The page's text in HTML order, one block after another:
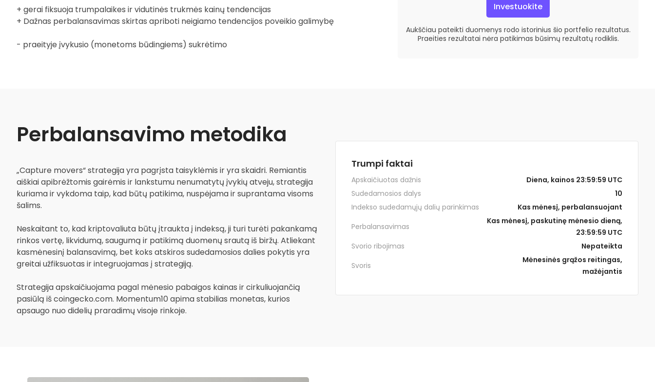
+ gerai fiksuoja trumpalaikes ir vidutinės trukmės kainų tendencijas
+ Dažnas perbalansavimas skirtas apriboti neigiamo tendencijos poveikio galimybę
- praeityje įvykusio (monetoms būdingiems) sukrėtimo
Investuokite
Aukščiau pateikti duomenys rodo istorinius šio portfelio rezultatus.
Praeities rezultatai nėra patikimas būsimų rezultatų rodiklis.
Perbalansavimo metodika
„Capture movers“ strategija yra pagrįsta taisyklėmis ir yra skaidri. Remiantis
aiškiai apibrėžtomis gairėmis ir lankstumu nenumatytų įvykių atveju, strategija
kuriama ir vykdoma taip, kad būtų patikima, nuspėjama ir suprantama visoms
šalims.
Neskaitant to, kad kriptovaliuta būtų įtraukta į indeksą, ji turi turėti pakankamą
rinkos vertę, likvidumą, saugumą ir patikimą duomenų srautą iš biržų. Atliekant
kasmėnesinį balansavimą, bet koks atskiros sudedamosios dalies pokytis yra
greitai užfiksuotas ir integruojamas į strategiją.
Strategija apskaičiuojama pagal mėnesio pabaigos kainas ir cirkuliuojančią
pasiūlą iš coingecko.com. Momentum10 apima stabilias monetas, kurios
apsaugo nuo didelių praradimų visoje rinkoje.
Trumpi faktai
Apskaičiuotas dažnis
Diena, kainos 23:59:59 UTC
Sudedamosios dalys
10
Indekso sudedamųjų dalių parinkimas
Kas mėnesį, perbalansuojant
Perbalansavimas
Kas mėnesį, paskutinę mėnesio dieną,
23:59:59 UTC
Svorio ribojimas
Nepateikta
Svoris
Mėnesinės grąžos reitingas,
mažėjantis